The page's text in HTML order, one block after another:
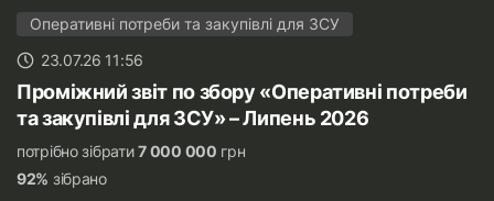
Оперативні потреби та закупівлі для ЗСУ
23.07.26 11:56
Проміжний звіт по збору «Оперативні потреби
та закупівлі для ЗСУ» – Липень 2026
потрібно зібрати7 000 000 грн
92% зібрано